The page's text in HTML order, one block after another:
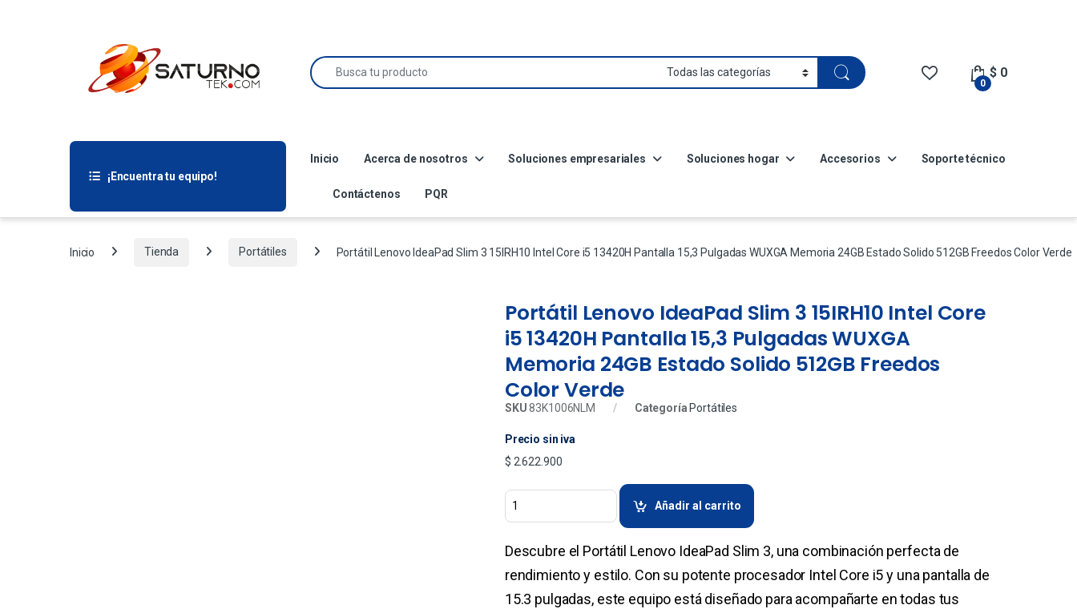
0
$ 0
¡Encuentra tu equipo!
Inicio Acerca de nosotros Soluciones empresariales Soluciones hogar Accesorios Soporte técnico
Contáctenos PQR
Inicio Tienda Portátiles Portátil Lenovo IdeaPad Slim 3 15IRH10 Intel Core i5 13420H Pantalla 15,3 Pulgadas WUXGA Memoria 24GB Estado Solido 512GB Freedos Color Verde
Portátil Lenovo IdeaPad Slim 3 15IRH10 Intel Core
i5 13420H Pantalla 15,3 Pulgadas WUXGA
Memoria 24GB Estado Solido 512GB Freedos
Color Verde
SKU83K1006NLM Categoría Portátiles
Precio sin iva
$ 2.622.900
Añadir al carrito
Descubre el Portátil Lenovo IdeaPad Slim 3, una combinación perfecta de
rendimiento y estilo. Con su potente procesador Intel Core i5 y una pantalla de
15.3 pulgadas, este equipo está diseñado para acompañarte en todas tus